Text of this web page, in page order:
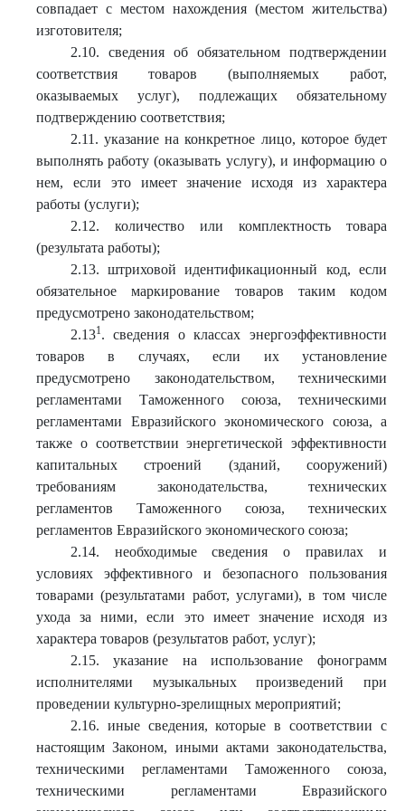
совпадает с местом нахождения (местом жительства)
изготовителя;
2.10. сведения об обязательном подтверждении
соответствия товаров (выполняемых работ,
оказываемых услуг), подлежащих обязательному
подтверждению соответствия;
2.11. указание на конкретное лицо, которое будет
выполнять работу (оказывать услугу), и информацию о
нем, если это имеет значение исходя из характера
работы (услуги);
2.12. количество или комплектность товара
(результата работы);
2.13. штриховой идентификационный код, если
обязательное маркирование товаров таким кодом
предусмотрено законодательством;
2.131. сведения о классах энергоэффективности
товаров в случаях, если их установление
предусмотрено законодательством, техническими
регламентами Таможенного союза, техническими
регламентами Евразийского экономического союза, а
также о соответствии энергетической эффективности
капитальных строений (зданий, сооружений)
требованиям законодательства, технических
регламентов Таможенного союза, технических
регламентов Евразийского экономического союза;
2.14. необходимые сведения о правилах и
условиях эффективного и безопасного пользования
товарами (результатами работ, услугами), в том числе
ухода за ними, если это имеет значение исходя из
характера товаров (результатов работ, услуг);
2.15. указание на использование фонограмм
исполнителями музыкальных произведений при
проведении культурно-зрелищных мероприятий;
2.16. иные сведения, которые в соответствии с
настоящим Законом, иными актами законодательства,
техническими регламентами Таможенного союза,
техническими регламентами Евразийского